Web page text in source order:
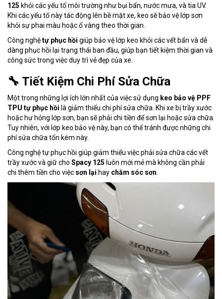
125 khỏi các yếu tố môi trường như bụi bẩn, nước mưa, và tia UV.
Khi các yếu tố này tác động lên bề mặt xe, keo sẽ bảo vệ lớp sơn
khỏi sự phai màu hoặc ố vàng theo thời gian.
Công nghệtự phục hồi giúp bảo vệ lớp keo khỏi các vết bẩn và dễ
dàng phục hồi lại trạng thái ban đầu, giúp bạn tiết kiệm thời gian và
công sức trong việc duy trì vẻ đẹp của xe.
🔧 Tiết Kiệm Chi Phí Sửa Chữa
Một trong những lợi ích lớn nhất của việc sử dụng keo bảo vệ PPF
TPU tự phục hồi là giảm thiểu chi phí sửa chữa. Khi xe bị trầy xước
hoặc hư hỏng lớp sơn, bạn sẽ phải chi tiền để sơn lại hoặc sửa chữa.
Tuy nhiên, với lớp keo bảo vệ này, bạn có thể tránh được những chi
phí sửa chữa tốn kém này.
Công nghệ tự phục hồi giúp giảm thiểu việc phải sửa chữa các vết
trầy xước và giữ cho Spacy 125 luôn mới mẻ mà không cần phải
chi thêm tiền cho việc sơn lại hay chăm sóc sơn